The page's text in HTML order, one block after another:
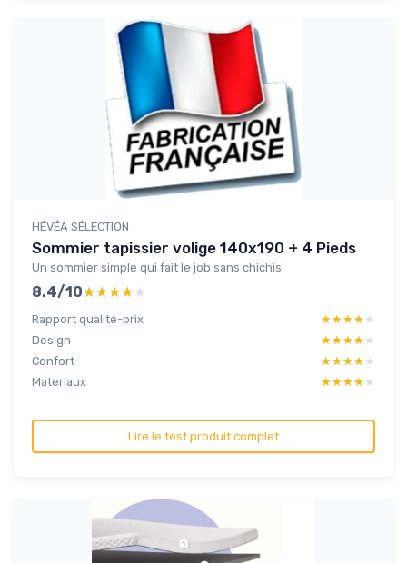
HÉVÉA SÉLECTION
Sommier tapissier volige 140x190 + 4 Pieds
Un sommier simple qui fait le job sans chichis
8.4/10★★★★★
★★★★★
Rapport qualité-prix ★★★★★
★★★★★
Design
★★★★★
★★★★★
Confort
★★★★★
★★★★★
Materiaux
★★★★★
★★★★★
Lire le test produit complet